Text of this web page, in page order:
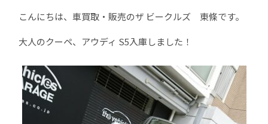
こんにちは、車買取・販売のザ ビークルズ 東條です。
大人のクーペ、アウディ S5入庫しました！